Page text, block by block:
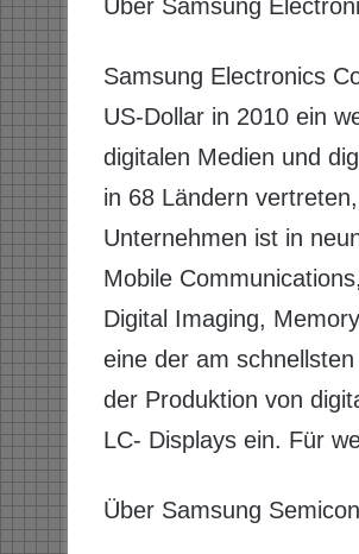
Über Samsung
Samsung Electronics
US-Dollar in 2010 ein
digitalen Medien und
in 68 Ländern
Unternehmen ist in
Mobile
Digital Imaging,
eine der am
der Produktion von
LC- Displays ein. Für
Über Samsung